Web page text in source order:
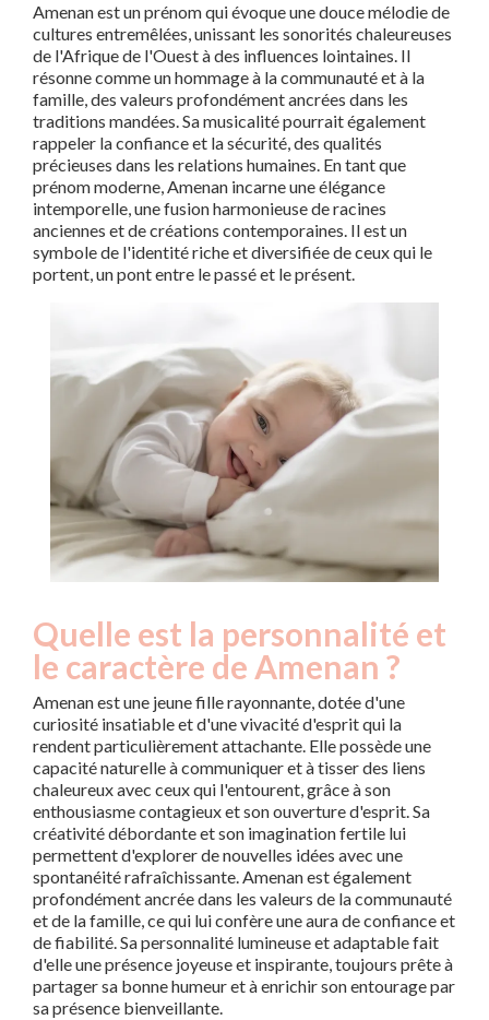
Amenan est un prénom qui évoque une douce mélodie de
cultures entremêlées, unissant les sonorités chaleureuses
de l'Afrique de l'Ouest à des influences lointaines. Il
résonne comme un hommage à la communauté et à la
famille, des valeurs profondément ancrées dans les
traditions mandées. Sa musicalité pourrait également
rappeler la confiance et la sécurité, des qualités
précieuses dans les relations humaines. En tant que
prénom moderne, Amenan incarne une élégance
intemporelle, une fusion harmonieuse de racines
anciennes et de créations contemporaines. Il est un
symbole de l'identité riche et diversifiée de ceux qui le
portent, un pont entre le passé et le présent.
Quelle est la personnalité et
le caractère de Amenan ?
Amenan est une jeune fille rayonnante, dotée d'une
curiosité insatiable et d'une vivacité d'esprit qui la
rendent particulièrement attachante. Elle possède une
capacité naturelle à communiquer et à tisser des liens
chaleureux avec ceux qui l'entourent, grâce à son
enthousiasme contagieux et son ouverture d'esprit. Sa
créativité débordante et son imagination fertile lui
permettent d'explorer de nouvelles idées avec une
spontanéité rafraîchissante. Amenan est également
profondément ancrée dans les valeurs de la communauté
et de la famille, ce qui lui confère une aura de confiance et
de fiabilité. Sa personnalité lumineuse et adaptable fait
d'elle une présence joyeuse et inspirante, toujours prête à
partager sa bonne humeur et à enrichir son entourage par
sa présence bienveillante.